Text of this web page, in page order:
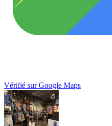
Vérifié sur Google Maps